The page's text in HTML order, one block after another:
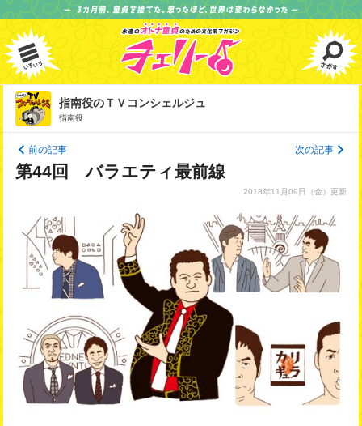
指南役のＴＶコンシェルジュ
指南役
前の記事 次の記事
第44回 バラエティ最前線
2018年11月09日 （金）更新